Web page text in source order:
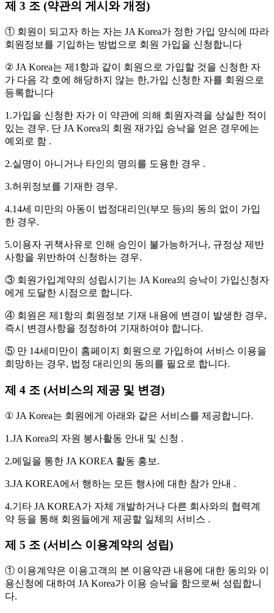
제 3 조 (약관의 게시와 개정)
① 회원이 되고자 하는 자는 JA Korea가 정한 가입 양식에 따라
회원정보를 기입하는 방법으로 회원 가입을 신청합니다
② JA Korea는 제1항과 같이 회원으로 가입할 것을 신청한 자
가 다음 각 호에 해당하지 않는 한,가입 신청한 자를 회원으로
등록합니다
1.가입을 신청한 자가 이 약관에 의해 회원자격을 상실한 적이
있는 경우. 단 JA Korea의 회원 재가입 승낙을 얻은 경우에는
예외로 함 .
2.실명이 아니거나 타인의 명의를 도용한 경우 .
3.허위정보를 기재한 경우.
4.14세 미만의 아동이 법정대리인(부모 등)의 동의 없이 가입
한 경우.
5.이용자 귀책사유로 인해 승인이 불가능하거나, 규정상 제반
사항을 위반하여 신청하는 경우.
③ 회원가입계약의 성립시기는 JA Korea의 승낙이 가입신청자
에게 도달한 시점으로 합니다.
④ 회원은 제1항의 회원정보 기재 내용에 변경이 발생한 경우,
즉시 변경사항을 정정하여 기재하여야 합니다.
⑤ 만 14세미만이 홈페이지 회원으로 가입하여 서비스 이용을
희망하는 경우, 법정 대리인의 동의를 필요로 합니다.
제 4 조 (서비스의 제공 및 변경)
① JA Korea는 회원에게 아래와 같은 서비스를 제공합니다.
1.JA Korea의 자원 봉사활동 안내 및 신청 .
2.메일을 통한 JA KOREA 활동 홍보.
3.JA KOREA에서 행하는 모든 행사에 대한 참가 안내 .
4.기타 JA KOREA가 자체 개발하거나 다른 회사와의 협력계
약 등을 통해 회원들에게 제공할 일체의 서비스 .
제 5 조 (서비스 이용계약의 성립)
① 이용계약은 이용고객의 본 이용약관 내용에 대한 동의와 이
용신청에 대하여 JA Korea가 이용 승낙을 함으로써 성립합니
다.